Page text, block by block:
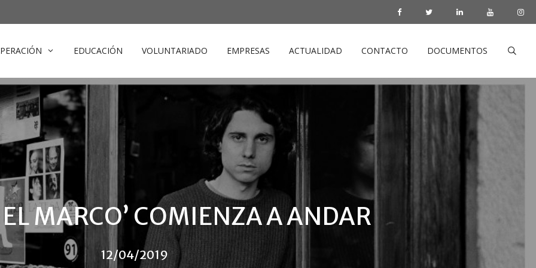
EDUCACIÓN VOLUNTARIADO EMPRESAS ACTUALIDAD CONTACTO DOCUMENTOS
MARCO’ COMIENZA A ANDAR
12/04/2019